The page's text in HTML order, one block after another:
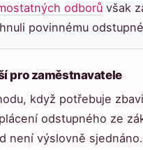
odborů však
povinnému
pro zaměstnavatele
když potřebuje
odstupného ze
není výslovně